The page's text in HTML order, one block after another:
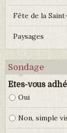
Fête de la
Paysages
Sondage
Etes-vous
Oui
Non, simple